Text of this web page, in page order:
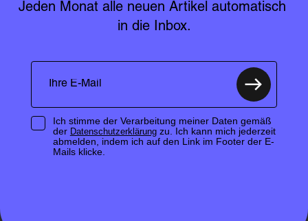
Jeden Monat alle neuen Artikel automatisch
in die Inbox.
Ich stimme der Verarbeitung meiner Daten gemäß
der Datenschutzerklärungzu. Ich kann mich jederzeit
abmelden, indem ich auf den Link im Footer der E-
Mails klicke.